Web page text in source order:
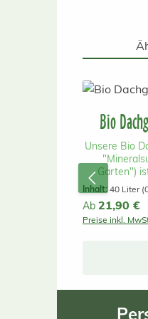
Bio
Unsere Bio
Garten")
extensive
(bis ca.
schafft
und
Inhalt:40 Liter
Regulärer Preis:
Ab 21,90 €
Preise inkl.